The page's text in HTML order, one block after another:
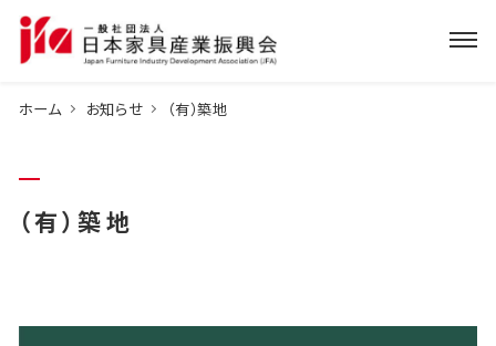
ホーム お知らせ （有）築地
（有）築地